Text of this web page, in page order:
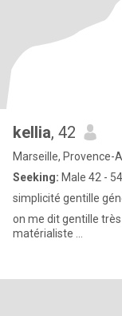
kellia, 42
Marseille, Provence-
Seeking: Male 42 - 54
simplicité gentille
on me dit gentille très généreuse très patiente simple non
matérialiste ...